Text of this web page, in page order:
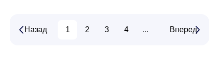
Назад 1 2 3 4 ... 15
Вперед